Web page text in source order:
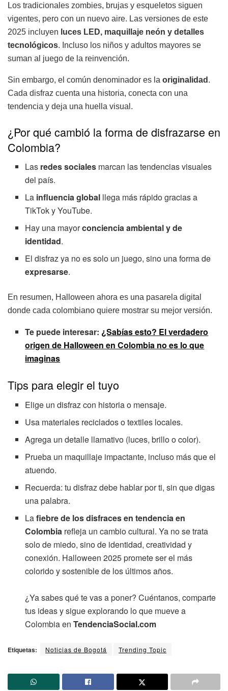
Los tradicionales zombies, brujas y esqueletos siguen
vigentes, pero con un nuevo aire. Las versiones de este
2025 incluyen luces LED, maquillaje neón y detalles
tecnológicos. Incluso los niños y adultos mayores se
suman al juego de la reinvención.
Sin embargo, el común denominador es la originalidad .
Cada disfraz cuenta una historia, conecta con una
tendencia y deja una huella visual.
¿Por qué cambió la forma de disfrazarse en
Colombia?
Las redes sociales marcan las tendencias visuales
del país.
La influencia global llega más rápido gracias a
TikTok y YouTube.
Hay una mayorconciencia ambiental y de
identidad.
El disfraz ya no es solo un juego, sino una forma de
expresarse.
En resumen, Halloween ahora es una pasarela digital
donde cada colombiano quiere mostrar su mejor versión.
Te puede interesar: ¿Sabías esto? El verdadero
origen de Halloween en Colombia no es lo que
imaginas
Tips para elegir el tuyo
Elige un disfraz con historia o mensaje.
Usa materiales reciclados o textiles locales.
Agrega un detalle llamativo (luces, brillo o color).
Prueba un maquillaje impactante, incluso más que el
atuendo.
Recuerda: tu disfraz debe hablar por ti, sin que digas
una palabra.
Lafiebre de los disfraces en tendencia en
Colombia refleja un cambio cultural. Ya no se trata
solo de miedo, sino de identidad, creatividad y
conexión. Halloween 2025 promete ser el más
colorido y sostenible de los últimos años.
¿Ya sabes qué te vas a poner? Cuéntanos, comparte
tus ideas y sigue explorando lo que mueve a
Colombia enTendenciaSocial.com
Etiquetas: Noticias de Bogotá Trending Topic